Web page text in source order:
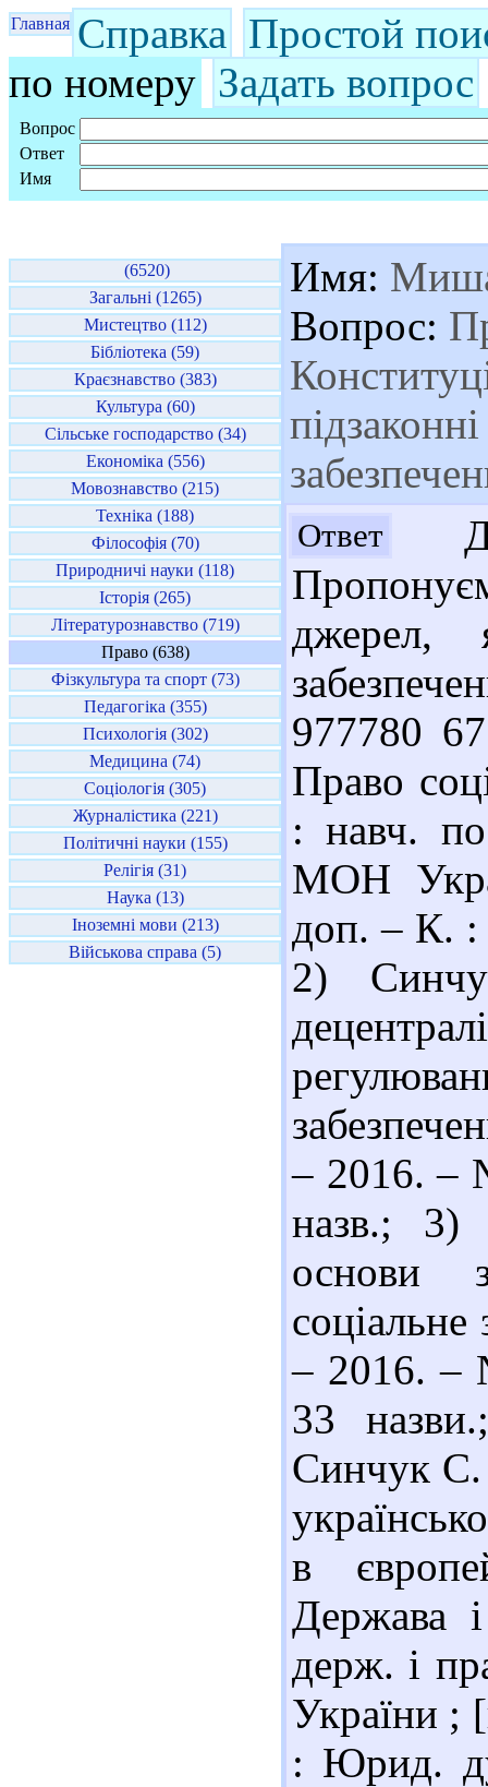
Главная Справка Простой
по номеру Задать вопрос
Вопрос
Ответ
Имя
(6520)
Загальні (1265)
Мистецтво (112)
Бібліотека (59)
Краєзнавство (383)
Культура (60)
Сільське господарство (34)
Економіка (556)
Мовознавство (215)
Техніка (188)
Філософія (70)
Природничі науки (118)
Історія (265)
Літературознавство (719)
Право (638)
Фізкультура та спорт (73)
Педагогіка (355)
Психологія (302)
Медицина (74)
Соціологія (305)
Журналістика (221)
Політичні науки (155)
Релігія (31)
Наука (13)
Іноземні мови (213)
Військова справа (5)
Имя:
Вопрос:
Ответ
джерел,
977780
Право
: навч.
МОН
доп. – К. :
2)
– 2016. –
назв.; 3)
основи
– 2016. –
33
Синчук С.
в
Держава
держ. і
України ;
: Юрид.